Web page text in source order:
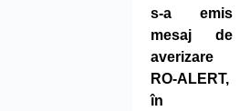
s-a emis
mesaj de
averizare
RO-ALERT,
în